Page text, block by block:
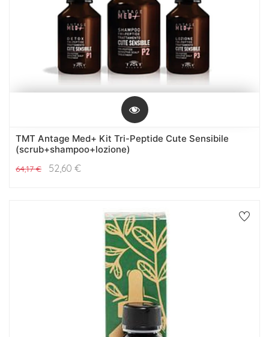
TMT Antage Med+ Kit Tri-Peptide Cute Sensibile
(scrub+shampoo+lozione)
64,17€ 52,60 €